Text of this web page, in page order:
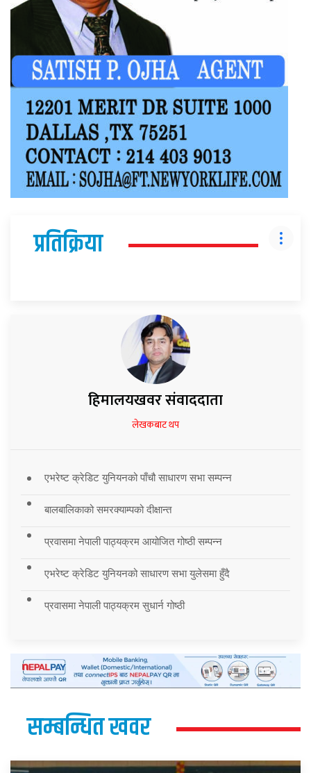
प्रतिक्रिया
हिमालयखवर संवाददाता
लेखकबाट थप
एभरेष्ट क्रेडिट युनियनको पाँचौ साधारण सभा सम्पन्न
बालबालिकाको समरक्याम्पको दीक्षान्त
प्रवासमा नेपाली पाठ्यक्रम आयोजित गोष्ठी सम्पन्न
एभरेष्ट क्रेडिट युनियनको साधारण सभा युलेसमा हुँदै
प्रवासमा नेपाली पाठ्यक्रम सुधार्न गोष्ठी
सम्बन्धित खवर